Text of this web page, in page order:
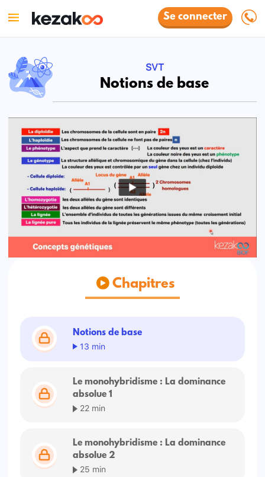
Se connecter
SVT
Notions de base
Chapitres
Notions de base
13 min
Le monohybridisme : La dominance
absolue 1
22 min
Le monohybridisme : La dominance
absolue 2
25 min